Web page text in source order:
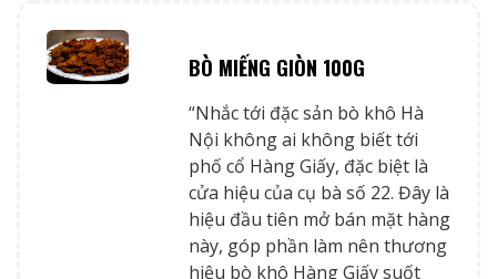
BÒ MIẾNG GIÒN 100G
“Nhắc tới đặc sản bò khô Hà
Nội không ai không biết tới
phố cổ Hàng Giấy, đặc biệt là
cửa hiệu của cụ bà số 22. Đây là
hiệu đầu tiên mở bán mặt hàng
này, góp phần làm nên thương
hiệu bò khô Hàng Giấy suốt